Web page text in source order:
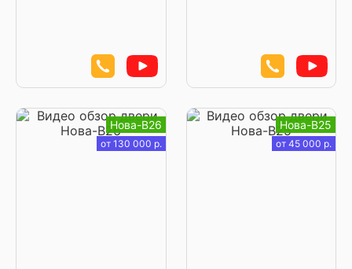
Нова-В26
от 130 000 р.
Нова-В25
от 45 000 р.